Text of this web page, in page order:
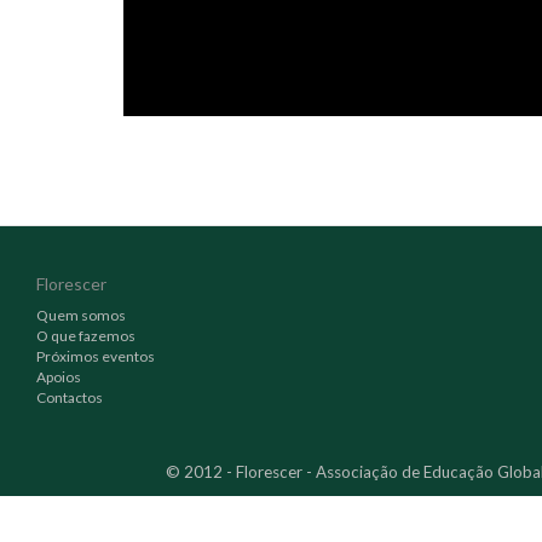
Florescer
Quem somos
O que fazemos
Próximos eventos
Apoios
Contactos
© 2012 - Florescer - Associação de Educação